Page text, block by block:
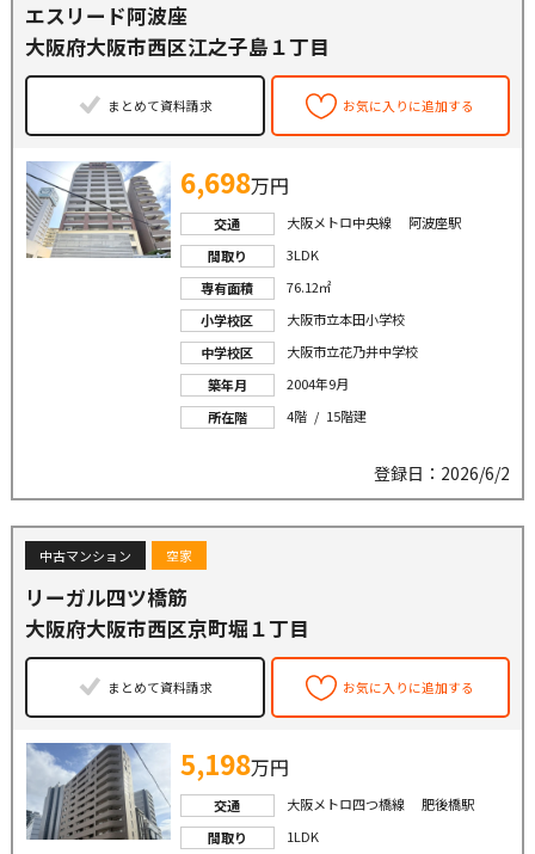
エスリード阿波座
大阪府大阪市西区江之子島１丁目
まとめて資料請求 お気に入りに追加する
6,698万円
交通
大阪メトロ中央線 阿波座駅
間取り
3LDK
専有面積
76.12㎡
小学校区
大阪市立本田小学校
中学校区
大阪市立花乃井中学校
築年月
2004年9月
所在階
4階 / 15階建
登録日：2026/6/2
中古マンション 空家
リーガル四ツ橋筋
大阪府大阪市西区京町堀１丁目
まとめて資料請求 お気に入りに追加する
5,198万円
交通
大阪メトロ四つ橋線 肥後橋駅
間取り
1LDK